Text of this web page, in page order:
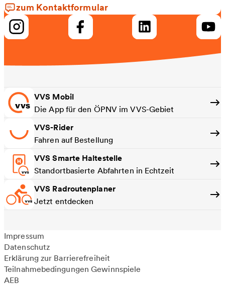
zum Kontaktformular
VVS Mobil
Die App für den ÖPNV im VVS-Gebiet
VVS-Rider
Fahren auf Bestellung
VVS Smarte Haltestelle
Standortbasierte Abfahrten in Echtzeit
VVS Radroutenplaner
Jetzt entdecken
Impressum
Datenschutz
Erklärung zur Barrierefreiheit
Teilnahmebedingungen Gewinnspiele
AEB